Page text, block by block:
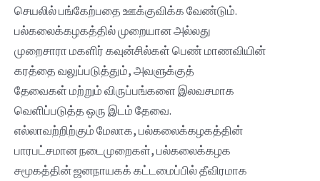
செயலில் பங்கேற்பதை ஊக்குவிக்க வேண்டும்.
பல்கலைக்கழகத்தில் முறையான அல்லது
முறைசாரா மகளிர் கவுன்சில்கள் பெண் மாணவியின்
கரத்தை வலுப்படுத்தும், அவளுக்குத்
தேவைகள் மற்றும் விருப்பங்களை இலவசமாக
வெளிப்படுத்த ஒரு இடம் தேவை.
எல்லாவற்றிற்கும் மேலாக, பல்கலைக்கழகத்தின்
பாரபட்சமான நடைமுறைகள், பல்கலைக்கழக
சமூகத்தின் ஜனநாயகக் கட்டமைப்பில் தீவிரமாக